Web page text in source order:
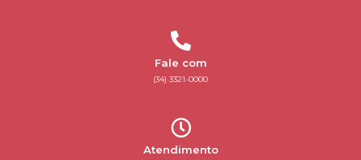
Fale com
(34) 3321-0000
Atendimento